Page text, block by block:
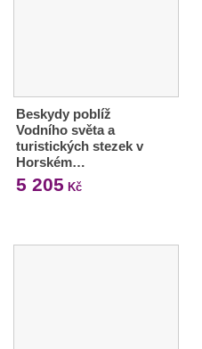
Beskydy poblíž
Vodního světa a
turistických stezek v
Horském…
5 205 Kč